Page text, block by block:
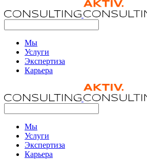
Мы
Услуги
Экспертиза
Карьера
Мы
Услуги
Экспертиза
Карьера